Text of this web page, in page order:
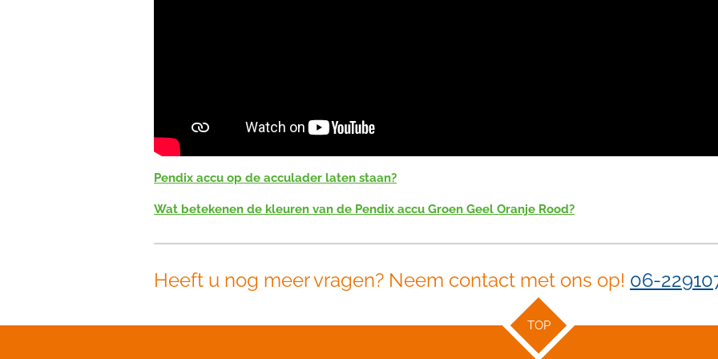
Pendix accu op de acculader laten staan?
Wat betekenen de kleuren van de Pendix accu Groen Geel Oranje Rood?
Heeft u nog meer vragen? Neem contact met ons op! 06-
TOP